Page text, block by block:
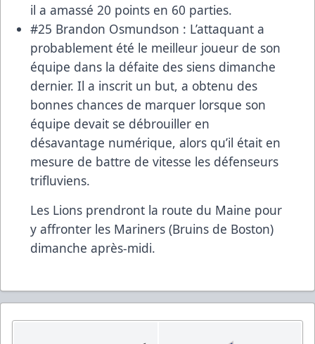
il a amassé 20 points en 60 parties.
#25 Brandon Osmundson : L’attaquant a
probablement été le meilleur joueur de son
équipe dans la défaite des siens dimanche
dernier. Il a inscrit un but, a obtenu des
bonnes chances de marquer lorsque son
équipe devait se débrouiller en
désavantage numérique, alors qu’il était en
mesure de battre de vitesse les défenseurs
trifluviens.
Les Lions prendront la route du Maine pour
y affronter les Mariners (Bruins de Boston)
dimanche après-midi.